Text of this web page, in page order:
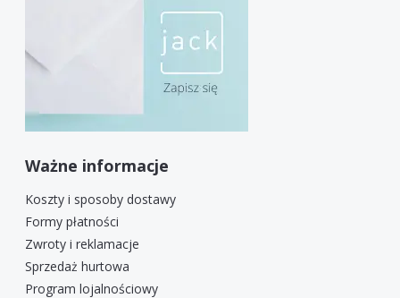
Ważne informacje
Koszty i sposoby dostawy
Formy płatności
Zwroty i reklamacje
Sprzedaż hurtowa
Program lojalnościowy